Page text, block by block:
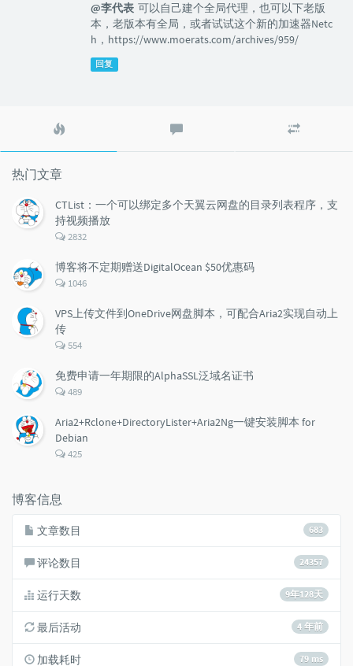
@李代表 可以自己建个全局代理，也可以下老版
本，老版本有全局，或者试试这个新的加速器Netc
h，https://www.moerats.com/archives/959/
回复
文
评
文
热门文章
CTList：一个可以绑定多个天翼云网盘的目录列表程序，支
持视频播放
评
数：
2832
博客将不定期赠送DigitalOcean $50优惠码
评
数：
1046
VPS上传文件到OneDrive网盘脚本，可配合Aria2实现自动上
传
评
数：
554
免费申请一年期限的AlphaSSL泛域名证书
评
数：
489
Aria2+Rclone+DirectoryLister+Aria2Ng一键安装脚本 for
Debian
评
425
博客信息
683
文章数目
24357
评论数目
9年128天
运行天数
4 年前
最后活动
79 ms
加载耗时